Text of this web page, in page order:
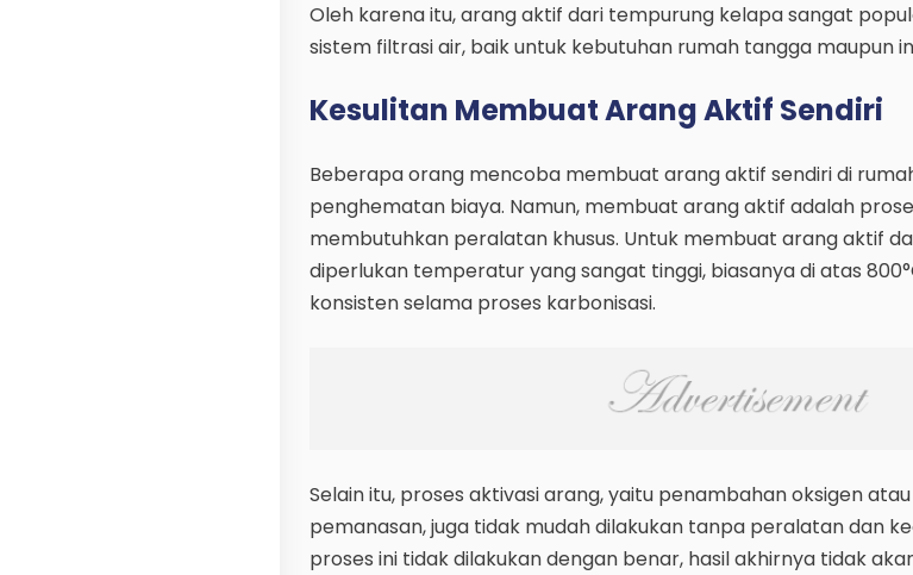
Oleh karena itu, arang aktif dari tempurung kelapa sangat
sistem filtrasi air, baik untuk kebutuhan rumah tangga maupun
Kesulitan Membuat Arang Aktif Sendiri
Beberapa orang mencoba membuat arang aktif sendiri di
penghematan biaya. Namun, membuat arang aktif adalah
membutuhkan peralatan khusus. Untuk membuat arang aktif
diperlukan temperatur yang sangat tinggi, biasanya di atas
konsisten selama proses karbonisasi.
Selain itu, proses aktivasi arang, yaitu penambahan oksigen
pemanasan, juga tidak mudah dilakukan tanpa peralatan dan
proses ini tidak dilakukan dengan benar, hasil akhirnya tidak